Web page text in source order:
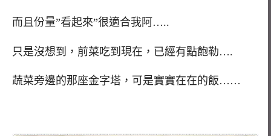
而且份量”看起來”很適合我阿…..
只是沒想到，前菜吃到現在，已經有點飽勒….
蔬菜旁邊的那座金字塔，可是實實在在的飯……